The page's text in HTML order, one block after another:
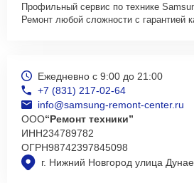
Профильный сервис по технике
Ремонт любой сложности с гарантией
г. Нижний Новгород улица
Ежедневно с 9:00 до 21:00
+7 (831) 217-02-64
info@samsung-remont-center.ru
ООО“Ремонт техники”
ИНН234789782
ОГРН98742397845098